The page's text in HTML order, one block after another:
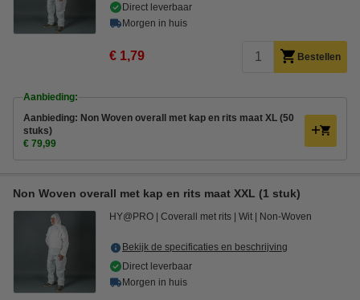
Direct leverbaar
Morgen in huis
€ 1,79 Bestellen
Aanbieding:
Aanbieding: Non Woven overall met kap en rits maat XL (50
stuks)
€ 79,99
Non Woven overall met kap en rits maat XXL (1 stuk)
HY@PRO Coverall met rits Wit Non-Woven
Bekijk de specificaties en beschrijving
Direct leverbaar
Morgen in huis